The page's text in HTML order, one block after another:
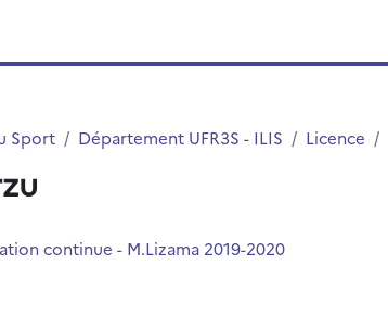
Sport Département UFR3S - ILIS Licence
continue - M.Lizama 2019-2020